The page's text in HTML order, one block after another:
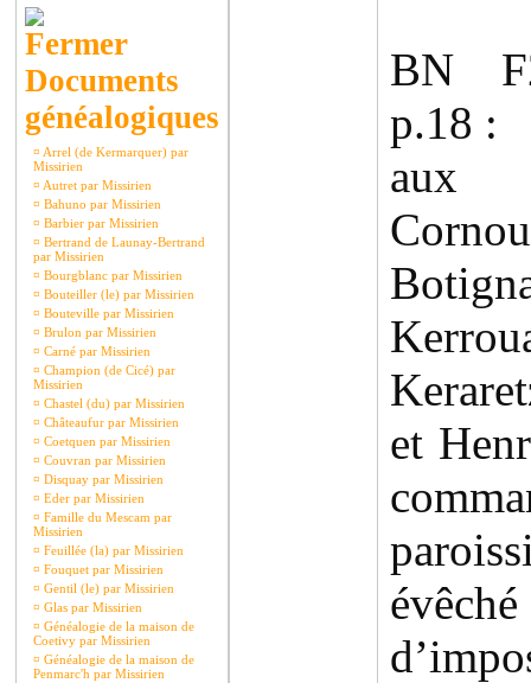
Documents
généalogiques
¤ Arrel (de Kermarquer) par
Missirien
¤ Autret par Missirien
¤ Bahuno par Missirien
¤ Barbier par Missirien
¤ Bertrand de Launay-Bertrand
par Missirien
¤ Bourgblanc par Missirien
¤ Bouteiller (le) par Missirien
¤ Bouteville par Missirien
¤ Brulon par Missirien
¤ Carné par Missirien
¤ Champion (de Cicé) par
Missirien
¤ Chastel (du) par Missirien
¤ Châteaufur par Missirien
¤ Coetquen par Missirien
¤ Couvran par Missirien
¤ Disquay par Missirien
¤ Eder par Missirien
¤ Famille du Mescam par
Missirien
¤ Feuillée (la) par Missirien
¤ Fouquet par Missirien
¤ Gentil (le) par Missirien
¤ Glas par Missirien
¤ Généalogie de la maison de
Coetivy par Missirien
¤ Généalogie de la maison de
Penmarc'h par Missirien
BN
p.18 :
aux
et